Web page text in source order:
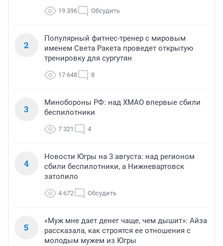
19 396 Обсудить
2
Популярный фитнес-тренер с мировым
именем Света Ракета проведет открытую
тренировку для сургутян
17 648 8
3
Минобороны РФ: над ХМАО впервые сбили
беспилотники
7 321 4
4
Новости Югры на 3 августа: над регионом
сбили беспилотники, а Нижневартовск
затопило
4 672 Обсудить
5
«Муж мне дает денег чаще, чем дышит»: Айза
рассказала, как строятся ее отношения с
молодым мужем из Югры